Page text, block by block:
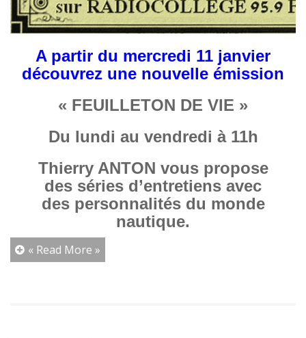
A partir du mercredi 11 janvier
découvrez une nouvelle émission
« FEUILLETON DE VIE »
Du lundi au vendredi à 11h
Thierry ANTON vous propose
des séries d’entretiens avec
des personnalités du monde
nautique.
« Read More »